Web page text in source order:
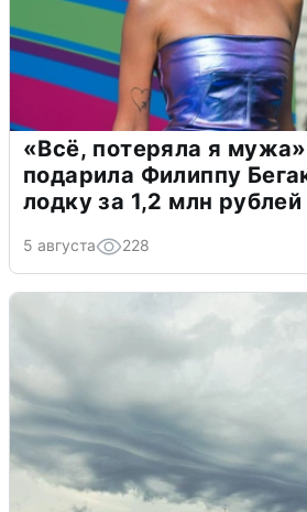
«Всё, потеряла я
подарила Филиппу
лодку за 1,2 млн рублей
5 августа 228